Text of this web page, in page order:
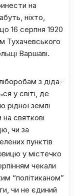
на
ніхто,
16 серпня 1920
Тухачевського
Варшаві.
з діда-
у світі, де
рідної землі
святкові
чи за
пунктів
у містечко
чекали
“політиканом”
чи не єдиний